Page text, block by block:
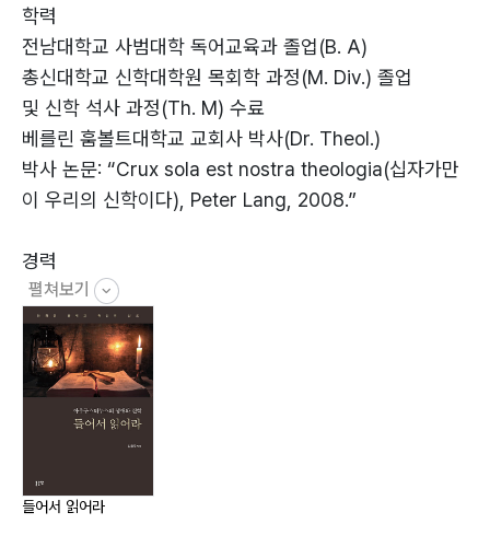
12. 히포(Hippo)의 가톨릭교회의 감독이 되다
첫 번째 순례의 백미: 고백록(Confessio)
1. 고백록을 쓴 목적
2. 행복
4. 시간
5. 창조
두 번째 순례: 히포(Hippo)의 감독으로의 취임과 초기의
주요 저서들
2. 참된 종교에 관하여(De vera religione)
학력
전남대학교 사범대학 독어교육과 졸업(B. A)
총신대학교 신학대학원 목회학 과정(M. Div.) 졸업
및 신학 석사 과정(Th. M) 수료
베를린 훔볼트대학교 교회사 박사(Dr. Theol.)
박사 논문: “Crux sola est nostra theologia(십자가만
이 우리의 신학이다), Peter Lang, 2008.”
경력
베를린 반석교회 담임목사(1991-2007)
분당두레교회 담임목사(2011- 현재)
총신대학교 신학대학원과 안양대 신학대학원등 에서 강
사와 겸임교수로 활동(2008-2023)
칭의, 루터에게 묻다(좋은 씨앗, 2017)
펼쳐보기
들어서 읽어라